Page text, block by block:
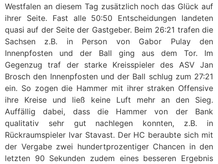
Westfalen an diesem Tag zusätzlich noch das Glück auf
ihrer Seite. Fast alle 50:50 Entscheidungen landeten
quasi auf der Seite der Gastgeber. Beim 26:21 trafen die
Sachsen z.B. in Person von Gabor Pulay den
Innenpfosten und der Ball ging aus dem Tor. Im
Gegenzug traf der starke Kreisspieler des ASV Jan
Brosch den Innenpfosten und der Ball schlug zum 27:21
ein. So zogen die Hammer mit ihrer straken Offensive
ihre Kreise und ließ keine Luft mehr an den Sieg.
Auffällig dabei, dass die Hammer von der Bank
qualitativ sehr gut nachlegen konnten, z.B. in
Rückraumspieler Ivar Stavast. Der HC beraubte sich mit
der Vergabe zwei hundertprozentiger Chancen in den
letzten 90 Sekunden zudem eines besseren Ergebnis